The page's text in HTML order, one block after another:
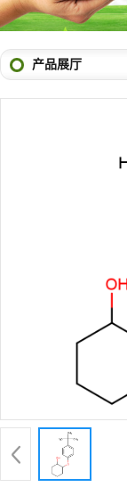
产品展厅